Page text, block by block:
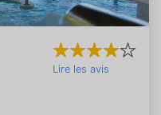
Lire les avis